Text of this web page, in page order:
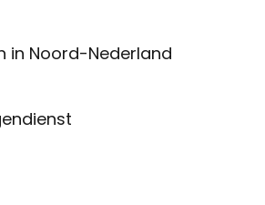
in Noord-Nederland